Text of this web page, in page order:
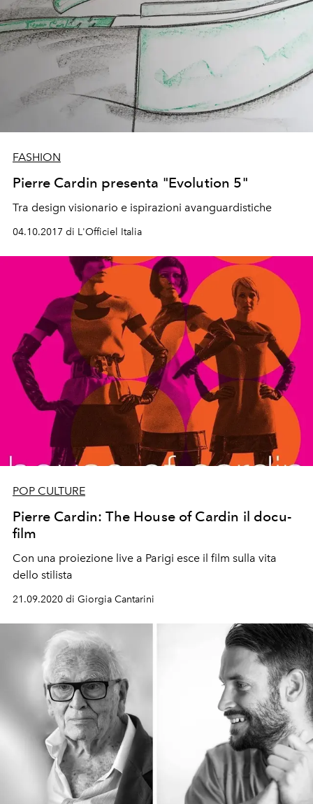
FASHION
Pierre Cardin presenta "Evolution 5"
Tra design visionario e ispirazioni avanguardistiche
04.10.2017 di L'Officiel Italia
POP CULTURE
Pierre Cardin: The House of Cardin il docu-
film
Con una proiezione live a Parigi esce il film sulla vita
dello stilista
21.09.2020 di Giorgia Cantarini